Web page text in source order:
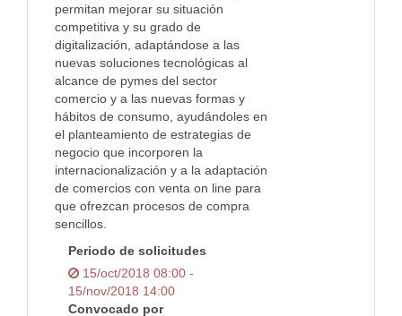
permitan mejorar su situación
competitiva y su grado de
digitalización, adaptándose a las
nuevas soluciones tecnológicas al
alcance de pymes del sector
comercio y a las nuevas formas y
hábitos de consumo, ayudándoles en
el planteamiento de estrategias de
negocio que incorporen la
internacionalización y a la adaptación
de comercios con venta on line para
que ofrezcan procesos de compra
sencillos.
Periodo de solicitudes
15/oct/2018 08:00 -
15/nov/2018 14:00
Convocado por